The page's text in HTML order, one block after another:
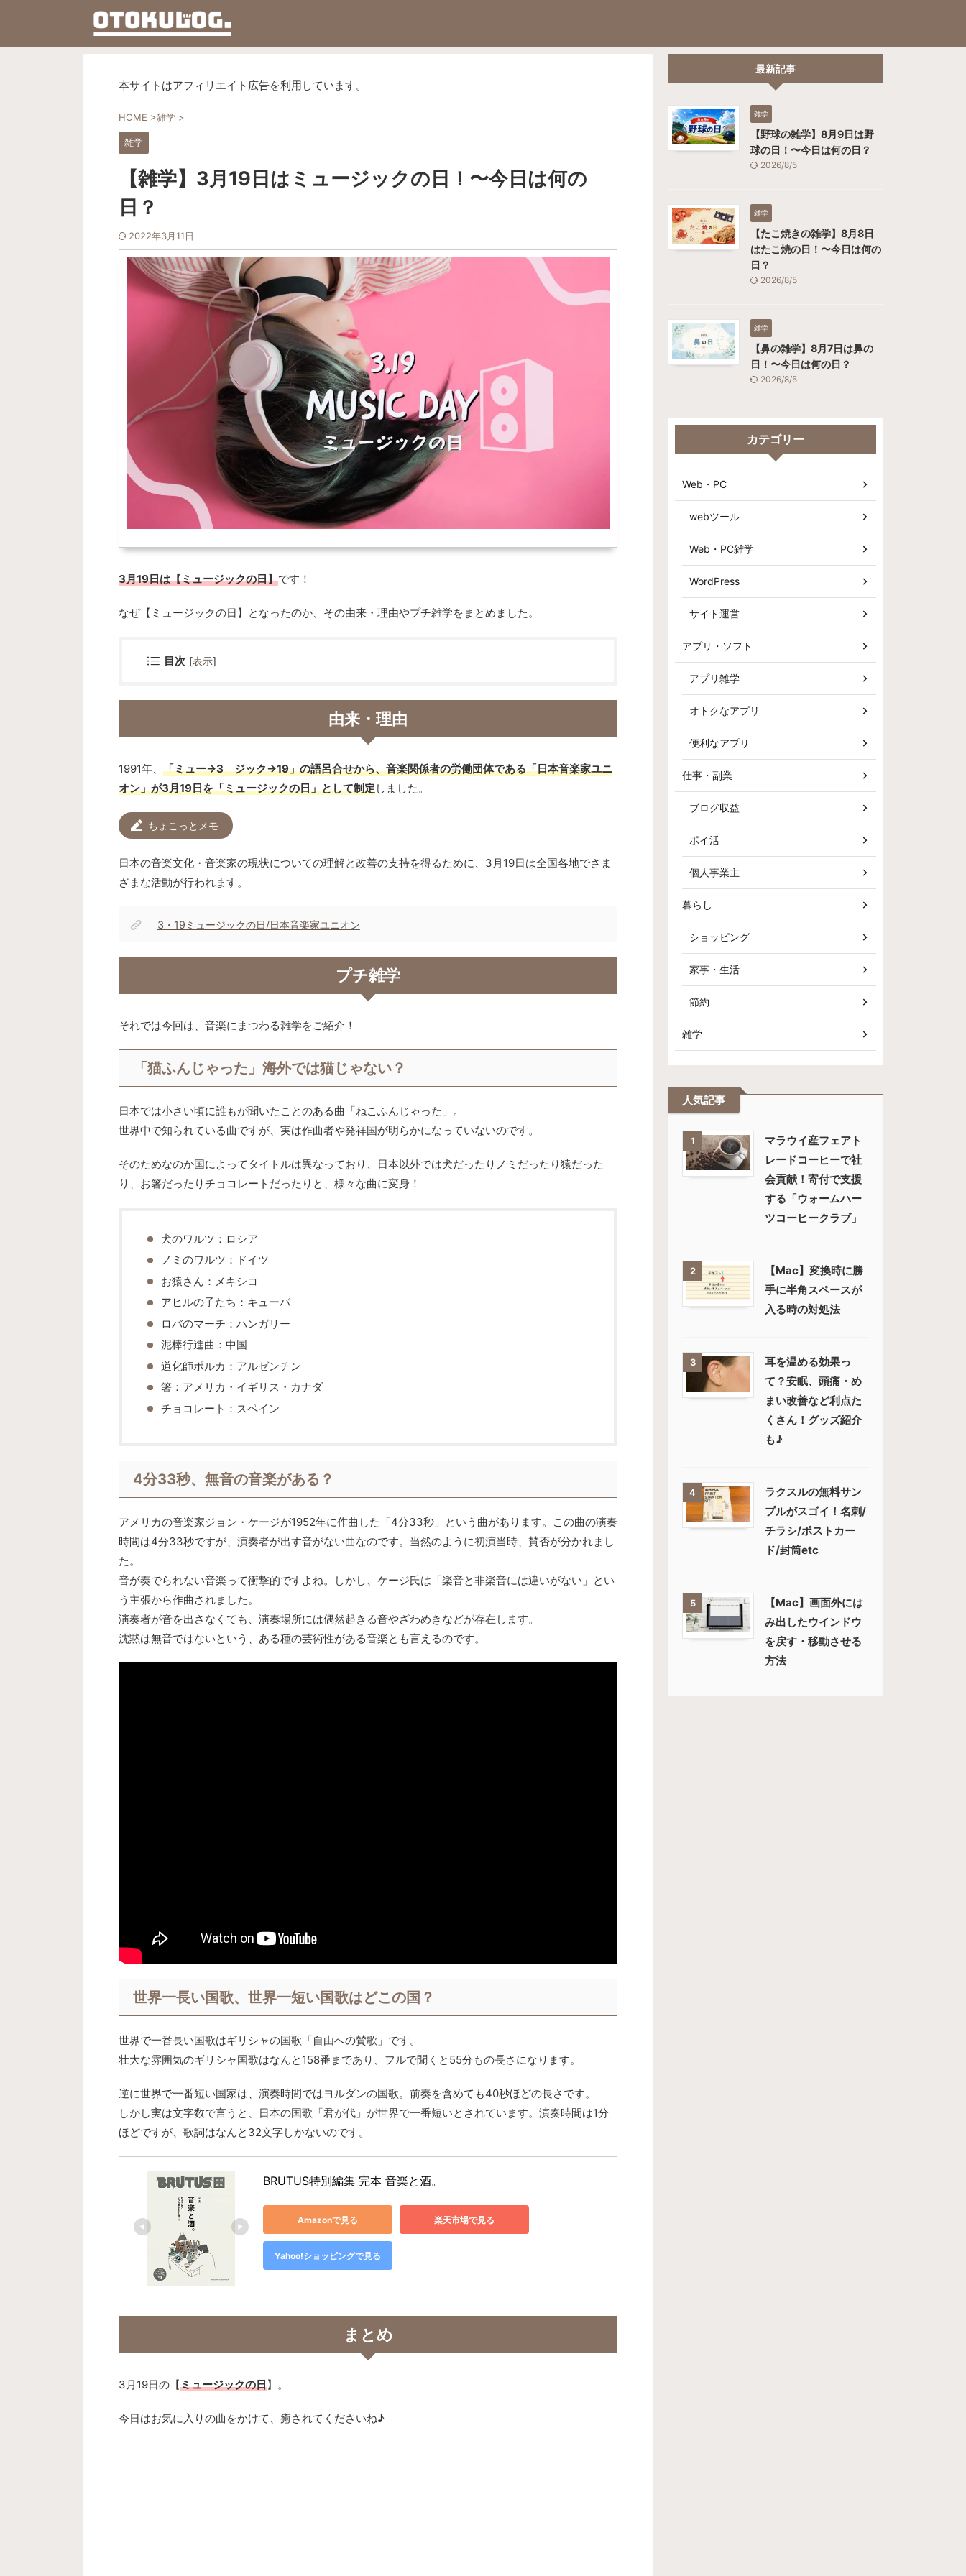
本サイトはアフィリエイト広告を利用しています。
HOME >雑学 >
雑学
【雑学】3月19日はミュージックの日！〜今日は何の
日？
2022年3月11日
3月19日は【ミュージックの日】です！
なぜ【ミュージックの日】となったのか、その由来・理由やプチ雑学をまとめました。
目次 [表示]
由来・理由
1991年、 「ミュー→3 ジック→19」の語呂合せから、音楽関係者の労働団体である「日本音楽家ユニ
オン」が3月19日を「ミュージックの日」として制定しました。
ちょこっとメモ
日本の音楽文化・音楽家の現状についての理解と改善の支持を得るために、3月19日は全国各地でさま
ざまな活動が行われます。
3・19ミュージックの日/日本音楽家ユニオン
プチ雑学
それでは今回は、音楽にまつわる雑学をご紹介！
「猫ふんじゃった」海外では猫じゃない？
日本では小さい頃に誰もが聞いたことのある曲「ねこふんじゃった」。
世界中で知られている曲ですが、実は作曲者や発祥国が明らかになっていないのです。
そのためなのか国によってタイトルは異なっており、日本以外では犬だったりノミだったり猿だった
り、お箸だったりチョコレートだったりと、様々な曲に変身！
犬のワルツ：ロシア
ノミのワルツ：ドイツ
お猿さん：メキシコ
アヒルの子たち：キューバ
ロバのマーチ：ハンガリー
泥棒行進曲：中国
道化師ポルカ：アルゼンチン
箸：アメリカ・イギリス・カナダ
チョコレート：スペイン
4分33秒、無音の音楽がある？
アメリカの音楽家ジョン・ケージが1952年に作曲した「4分33秒」という曲があります。この曲の演奏
時間は4分33秒ですが、演奏者が出す音がない曲なのです。当然のように初演当時、賛否が分かれまし
た。
音が奏でられない音楽って衝撃的ですよね。しかし、ケージ氏は「楽音と非楽音には違いがない」とい
う主張から作曲されました。
演奏者が音を出さなくても、演奏場所には偶然起きる音やざわめきなどが存在します。
沈黙は無音ではないという、ある種の芸術性がある音楽とも言えるのです。
世界一長い国歌、世界一短い国歌はどこの国？
世界で一番長い国歌はギリシャの国歌「自由への賛歌」です。
壮大な雰囲気のギリシャ国歌はなんと158番まであり、フルで聞くと55分もの長さになります。
逆に世界で一番短い国家は、演奏時間ではヨルダンの国歌。前奏を含めても40秒ほどの長さです。
しかし実は文字数で言うと、日本の国歌「君が代」が世界で一番短いとされています。演奏時間は1分
ほどですが、歌詞はなんと32文字しかないのです。
BRUTUS特別編集 完本 音楽と酒。
Amazonで見る 楽天市場で見る
Yahoo!ショッピングで見る
まとめ
3月19日の 【ミュージックの日】。
今日はお気に入りの曲をかけて、癒されてくださいね♪
最新記事
雑学
【野球の雑学】8月9日は野
球の日！〜今日は何の日？
2026/8/5
雑学
【たこ焼きの雑学】8月8日
はたこ焼の日！〜今日は何の
日？
2026/8/5
雑学
【鼻の雑学】8月7日は鼻の
日！〜今日は何の日？
2026/8/5
カテゴリー
Web・PC
webツール
Web・PC雑学
WordPress
サイト運営
アプリ・ソフト
アプリ雑学
オトクなアプリ
便利なアプリ
仕事・副業
ブログ収益
ポイ活
個人事業主
暮らし
ショッピング
家事・生活
節約
雑学
人気記事
1
マラウイ産フェアト
レードコーヒーで社
会貢献！寄付で支援
する「ウォームハー
ツコーヒークラブ」
2
【Mac】変換時に勝
手に半角スペースが
入る時の対処法
3
耳を温める効果っ
て？安眠、頭痛・め
まい改善など利点た
くさん！グッズ紹介
も♪
4
ラクスルの無料サン
プルがスゴイ！名刺/
チラシ/ポストカー
ド/封筒etc
5
【Mac】画面外には
み出したウインドウ
を戻す・移動させる
方法